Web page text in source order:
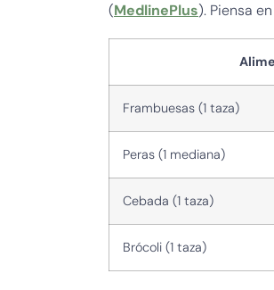
(MedlinePlus). Piensa
Frambuesas (1 taza)
Peras (1 mediana)
Cebada (1 taza)
Brócoli (1 taza)